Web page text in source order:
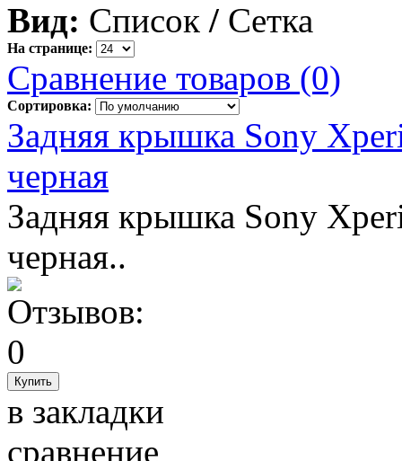
Вид: Список / Сетка
На странице:
Сравнение товаров (0)
Сортировка:
Задняя крышка Sony
черная
Задняя крышка Sony
черная..
в закладки
сравнение